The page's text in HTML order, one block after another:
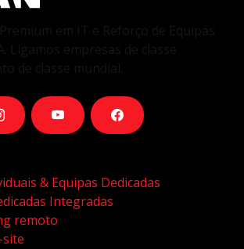
& Equipas Dedicadas
Integradas
remoto